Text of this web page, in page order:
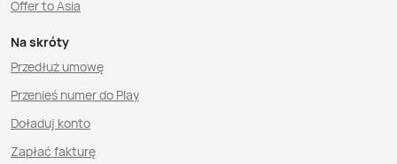
Offer to Asia
Na skróty
Przedłuż umowę
Przenieś numer do Play
Doładuj konto
Zapłać fakturę